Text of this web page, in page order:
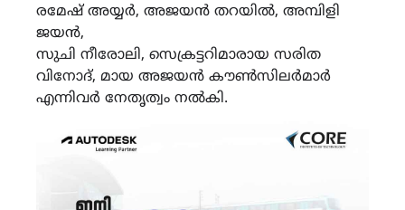
രമേഷ് അയ്യർ, അജയൻ തറയിൽ, അമ്പിളി
ജയൻ,
സുചി നീരോലി, സെക്രട്ടറിമാരായ സരിത
വിനോദ്, മായ അജയൻ കൗൺസിലർമാർ
എന്നിവർ നേതൃത്വം നൽകി.